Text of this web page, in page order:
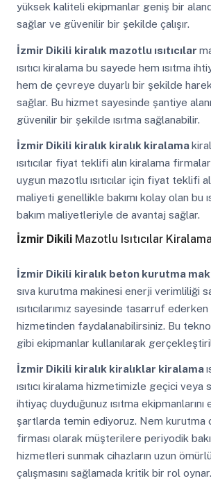
yüksek kaliteli ekipmanlar geniş bir
sağlar ve güvenilir bir şekilde çalışır.
İzmir Dikili kiralık mazotlu ısıtıcılar
ısıtıcı kiralama bu sayede hem ısıtma
hem de çevreye duyarlı bir şekilde
sağlar. Bu hizmet sayesinde şantiye
güvenilir bir şekilde ısıtma sağlanabilir.
İzmir Dikili kiralık kiralık kiralama
ısıtıcılar fiyat teklifi alın kiralama
uygun mazotlu ısıtıcılar için fiyat teklifi
maliyeti genellikle bakımı kolay olan bu
bakım maliyetleriyle de avantaj sağlar.
İzmir DikiliMazotlu Isıtıcılar Kiralama
İzmir Dikili kiralık beton kurutma
sıva kurutma makinesi enerji verimliliği
ısıtıcılarımız sayesinde tasarruf ederken
hizmetinden faydalanabilirsiniz. Bu
gibi ekipmanlar kullanılarak
İzmir Dikili kiralık kiralıklar kiralama
ısıtıcı kiralama hizmetimizle geçici veya
ihtiyaç duyduğunuz ısıtma ekipmanlarını
şartlarda temin ediyoruz. Nem kurutma
firması olarak müşterilere periyodik
hizmetleri sunmak cihazların uzun
çalışmasını sağlamada kritik bir rol oynar.